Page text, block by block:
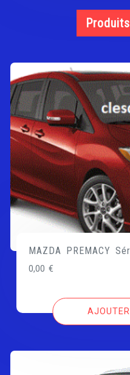
MAZDA PREMACY
0,00€